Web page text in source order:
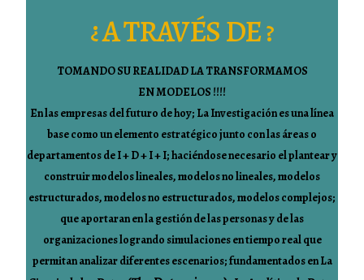
¿ A TRAVÉS DE ?
TOMANDO SU REALIDAD LA TRANSFORMAMOS
EN MODELOS !!!!
En las empresas del futuro de hoy; La Investigación es una línea
base como un elemento estratégico junto con las áreas o
departamentos de I + D + I + I; haciéndose necesario el plantear y
construir modelos lineales, modelos no lineales, modelos
estructurados, modelos no estructurados, modelos complejos;
que aportaran en la gestión de las personas y de las
organizaciones logrando simulaciones en tiempo real que
permitan analizar diferentes escenarios; fundamentados en La